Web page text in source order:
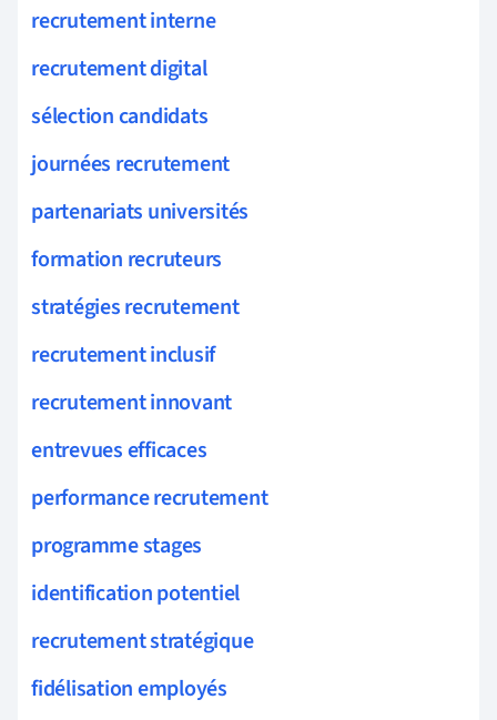
recrutement interne
recrutement digital
sélection candidats
journées recrutement
partenariats universités
formation recruteurs
stratégies recrutement
recrutement inclusif
recrutement innovant
entrevues efficaces
performance recrutement
programme stages
identification potentiel
recrutement stratégique
fidélisation employés